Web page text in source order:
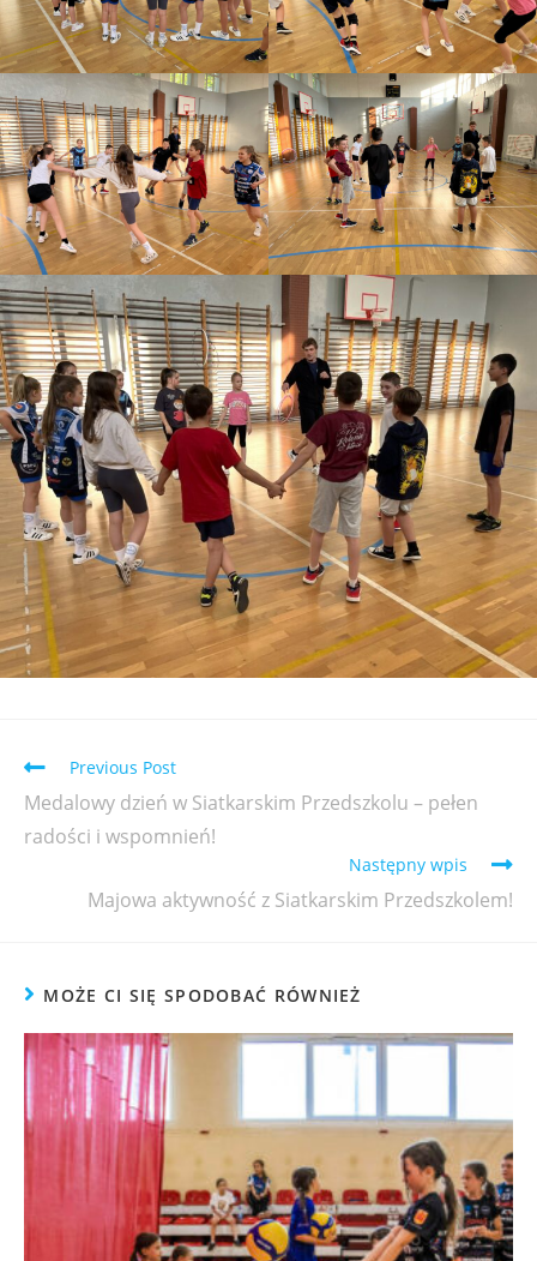
Previous Post
Medalowy dzień w Siatkarskim Przedszkolu – pełen
radości i wspomnień!
Następny wpis
Majowa aktywność z Siatkarskim Przedszkolem!
MOŻE CI SIĘ SPODOBAĆ RÓWNIEŻ